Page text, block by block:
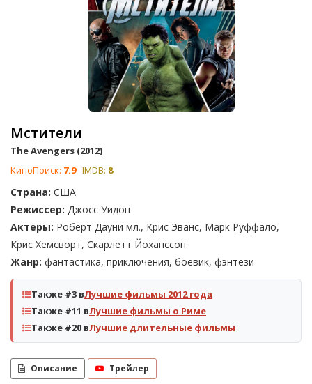
Мстители
The Avengers (2012)
КиноПоиск: 7.9 IMDB: 8
Страна: США
Режиссер: Джосс Уидон
Актеры: Роберт Дауни мл., Крис Эванс, Марк Руффало,
Крис Хемсворт, Скарлетт Йоханссон
Жанр: фантастика, приключения, боевик, фэнтези
Также #3 вЛучшие фильмы 2012 года
Также #11 вЛучшие фильмы о Риме
Также #20 вЛучшие длительные фильмы
Описание Трейлер